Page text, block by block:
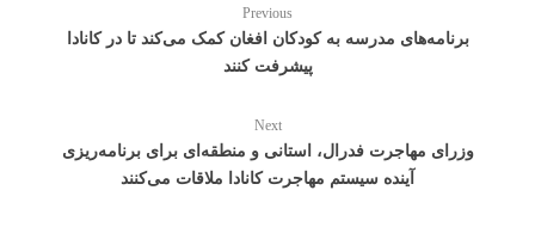
Previous
برنامه‌های مدرسه به کودکان افغان کمک می‌کند تا در کانادا
پیشرفت کنند
Next
وزرای مهاجرت فدرال، استانی و منطقه‌ای برای برنامه‌ریزی
آینده سیستم مهاجرت کانادا ملاقات می‌کنند